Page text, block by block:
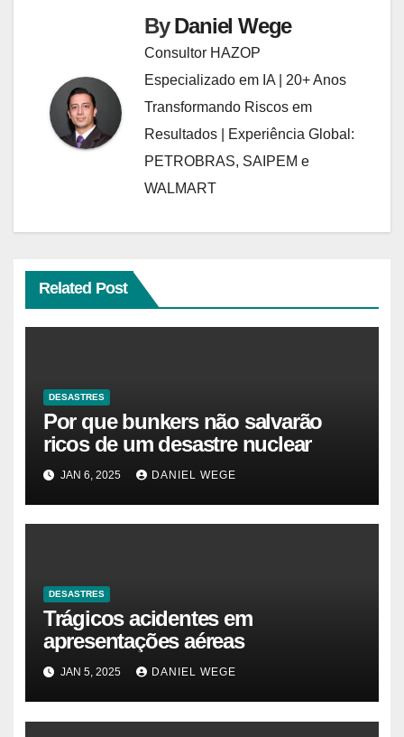
ByDaniel Wege
Consultor HAZOP
Especializado em IA | 20+ Anos
Transformando Riscos em
Resultados | Experiência Global:
PETROBRAS, SAIPEM e
WALMART
Related Post
DESASTRES
Por que bunkers não salvarão
ricos de um desastre nuclear
JAN 6, 2025 DANIEL WEGE
DESASTRES
Trágicos acidentes em
apresentações aéreas
JAN 5, 2025 DANIEL WEGE